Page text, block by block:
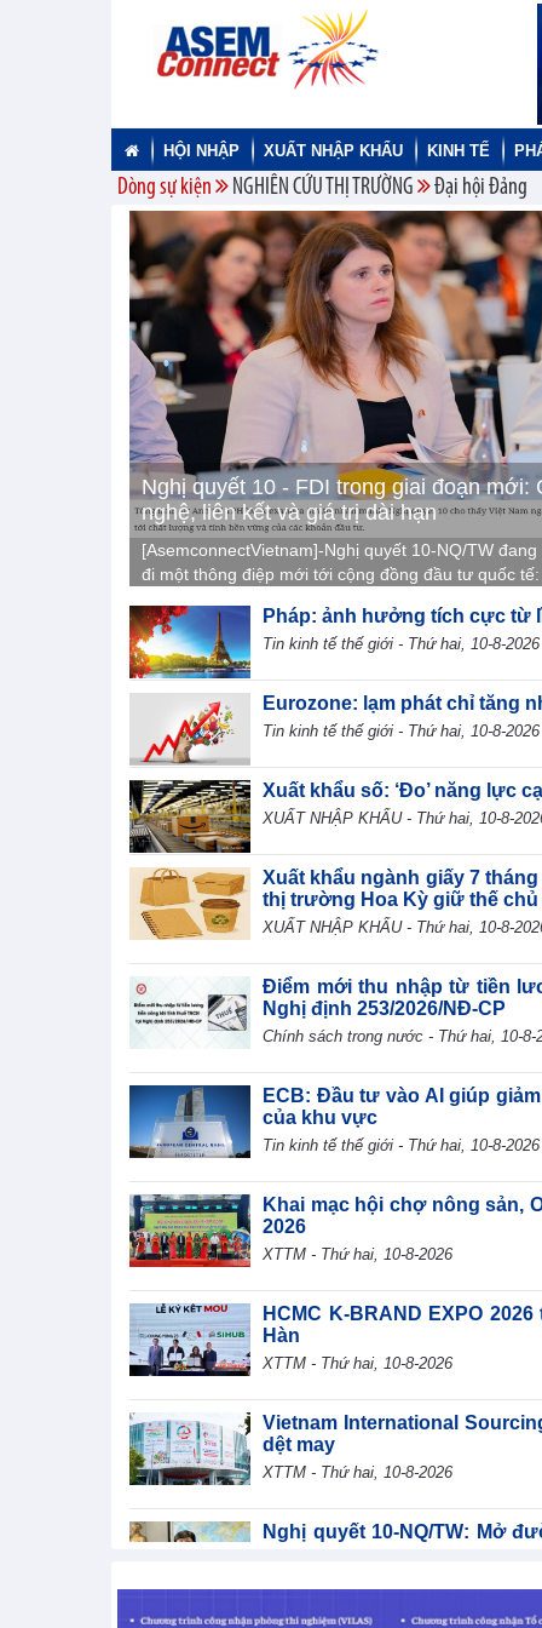
HỘI NHẬP XUẤT NHẬP KHẨU KINH TẾ
Dòng sự kiện NGHIÊN CỨU THỊ TRƯỜNG Đại hội Đảng
Nghị quyết 10 - FDI trong giai đoạn mới:
nghệ, liên kết và giá trị dài hạn
[AsemconnectVietnam]-Nghị quyết 10-NQ/TW đang
đi một thông điệp mới tới cộng đồng đầu tư quốc
(FDI), mà hướng tới những dòng vốn tạo ra giá trị
cao hơn, mang theo công nghệ, tri thức, kỹ năng và
được mối liên kết sâu hơn với nền kinh tế trong nước.
Pháp: ảnh hưởng tích cực từ
Tin kinh tế thế giới - Thứ hai, 10-8-2026
Eurozone: lạm phát chỉ tăng
Tin kinh tế thế giới - Thứ hai, 10-8-2026
Xuất khẩu số: ‘Đo’ năng lực
XUẤT NHẬP KHẨU - Thứ hai, 10-8-
Xuất khẩu ngành giấy 7
thị trường Hoa Kỳ giữ thế
XUẤT NHẬP KHẨU - Thứ hai, 10-8-
Điểm mới thu nhập từ tiền
Nghị định 253/2026/NĐ-CP
Chính sách trong nước - Thứ hai, 10-8-
ECB: Đầu tư vào AI giúp
của khu vực
Tin kinh tế thế giới - Thứ hai, 10-8-2026
Khai mạc hội chợ nông sản,
2026
XTTM - Thứ hai, 10-8-2026
HCMC K-BRAND EXPO
Hàn
XTTM - Thứ hai, 10-8-2026
Vietnam International
dệt may
XTTM - Thứ hai, 10-8-2026
Nghị quyết 10-NQ/TW: Mở